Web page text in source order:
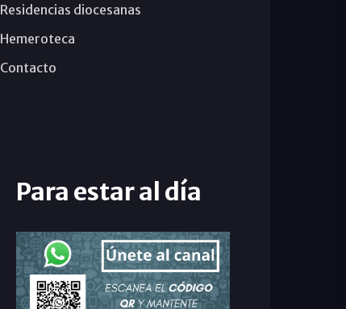
Residencias diocesanas
Hemeroteca
Contacto
Para estar al día